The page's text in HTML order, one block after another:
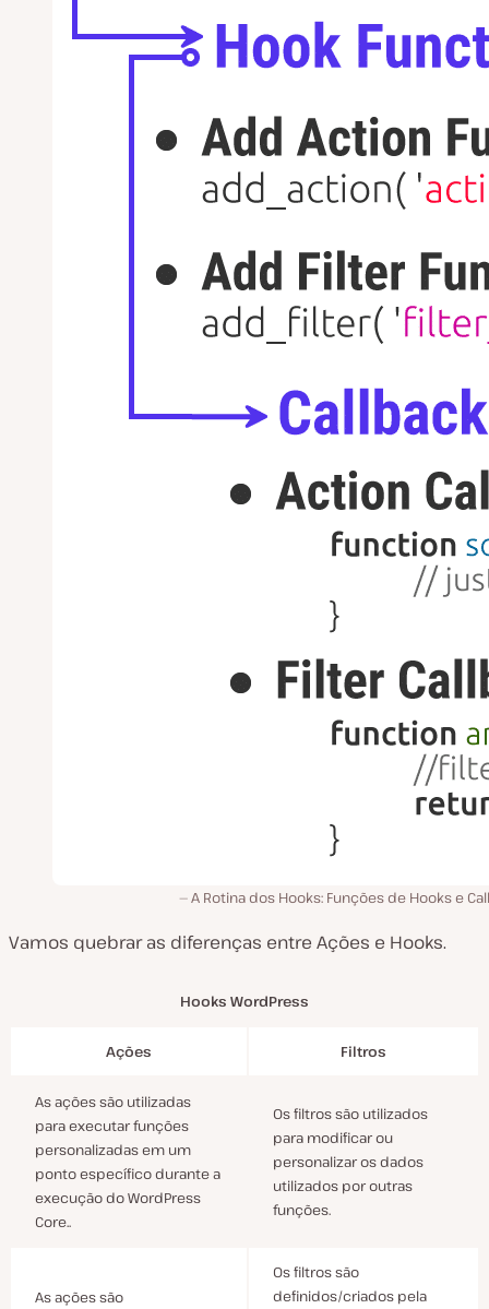
A Rotina dos Hooks: Funções de Hooks e
Vamos quebrar as diferenças entre Ações e Hooks.
Hooks WordPress
Ações Filtros
As ações são utilizadas
para executar funções
personalizadas em um
ponto específico durante a
execução do WordPress
Core..
Os filtros são utilizados
para modificar ou
personalizar os dados
utilizados por outras
funções.
As ações são
Os filtros são
definidos/criados pela